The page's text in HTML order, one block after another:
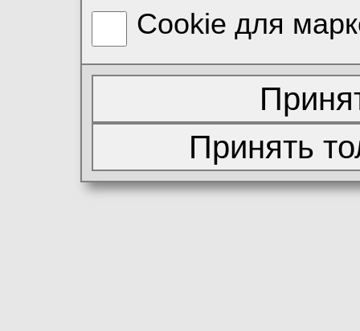
Cookie для